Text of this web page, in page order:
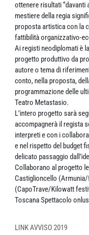
ottenere risultati “davanti
mestiere della regia
proposta artistica con la
fattibilità organizzativo-
Ai registi neodiplomati è
progetto produttivo da
autore o tema di
conto, nella proposta,
programmazione delle
Teatro Metastasio.
L’intero progetto sarà
accompagnerà il regista
interpreti e con i
e nel rispetto del budget
delicato passaggio
Collaborano al progetto
Castiglioncello
(CapoTrave/Kilowatt
Toscana Spettacolo
LINK AVVISO 2019